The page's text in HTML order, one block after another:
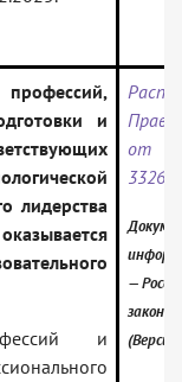
и
лидерства
и
от
3326-
—